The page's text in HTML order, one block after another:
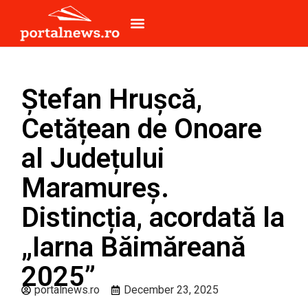
Ștefan Hrușcă,
Cetățean de Onoare
al Județului
Maramureș.
Distincția, acordată la
„Iarna Băimăreană
2025”
portalnews.ro December 23, 2025